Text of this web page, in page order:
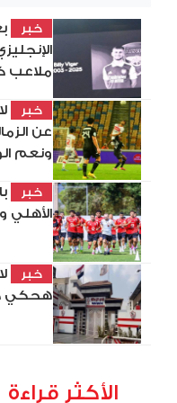
خبر
ملاعب
خبر
ونعم
خبر
الأهلي
خبر
هحكي
الأكثر قراءة